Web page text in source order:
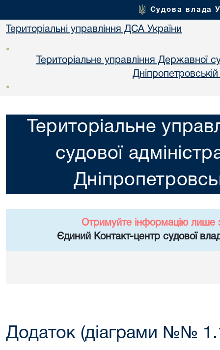
Судова влада
Територіальні управління ДСА України
•
Територіальне управління Державної
•
Територіальне
судової
Отримуйте інформацію лише
Єдиний Контакт-центр судової
Додаток (діаграми №№